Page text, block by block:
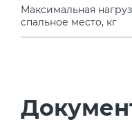
Максимальная
спальное место, кг